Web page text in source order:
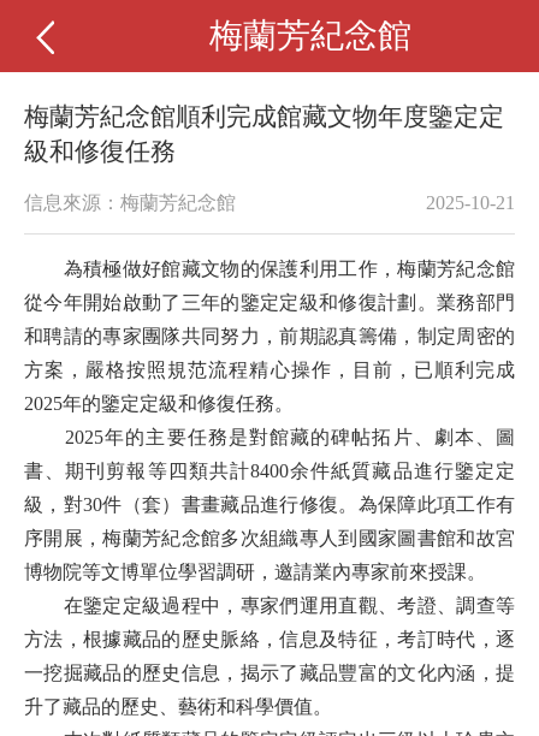
梅蘭芳紀念館
梅蘭芳紀念館順利完成館藏文物年度鑒定定
級和修復任務
信息來源：梅蘭芳紀念館 2025-10-21
為積極做好館藏文物的保護利用工作，梅蘭芳紀念館
從今年開始啟動了三年的鑒定定級和修復計劃。業務部門
和聘請的專家團隊共同努力，前期認真籌備，制定周密的
方案，嚴格按照規范流程精心操作，目前，已順利完成
2025年的鑒定定級和修復任務。
2025年的主要任務是對館藏的碑帖拓片、劇本、圖
書、期刊剪報 等 四類共計8400余件紙質藏品進行鑒定定
級 ， 對30件（套）書畫藏品進行修復。為保障此項工作有
序開展，梅蘭芳紀念館多次組織專人到國家圖書館和故宮
博物院等文博單位學習調研，邀請業內專家前來授課。
在鑒定定級過程中，專家們運用直觀、考證、調查等
方法， 根據藏品的歷史脈絡，信息及特征，考訂時代，逐
一挖掘藏品的歷史信息 ，揭示了藏品豐富的文化內涵，提
升了藏品的歷史、藝術和科學價值。